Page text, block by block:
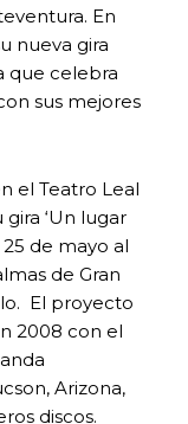
En
nueva gira
que celebra
sus mejores
el Teatro Leal
‘Un lugar
de mayo al
de Gran
El proyecto
2008 con el
Arizona,
discos.